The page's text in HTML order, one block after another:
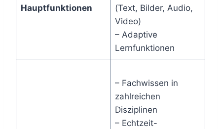
Hauptfunktionen
(Text, Bilder, Audio,
Video)
– Adaptive
Lernfunktionen
– Fachwissen in
zahlreichen
Disziplinen
– Echtzeit-